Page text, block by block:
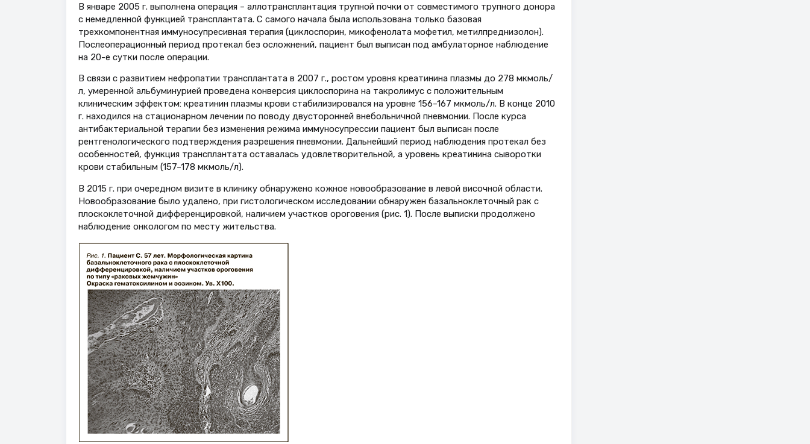
В январе 2005 г. выполнена операция – аллотрансплантация трупной почки от совместимого трупного донора
с немедленной функцией трансплантата. С самого начала была использована только базовая
трехкомпонентная иммуносупресивная терапия (циклоспорин, микофенолата мофетил, метилпреднизолон).
Послеоперационный период протекал без осложнений, пациент был выписан под амбулаторное наблюдение
на 20-е сутки после операции.
В связи с развитием нефропатии трансплантата в 2007 г., ростом уровня креатинина плазмы до 278 мкмоль/
л, умеренной альбуминурией проведена конверсия циклоспорина на такролимус с положительным
клиническим эффектом: креатинин плазмы крови стабилизировался на уровне 156–167 мкмоль/л. В конце 2010
г. находился на стационарном лечении по поводу двусторонней внебольничной пневмонии. После курса
антибактериальной терапии без изменения режима иммуносупрессии пациент был выписан после
рентгенологического подтверждения разрешения пневмонии. Дальнейший период наблюдения протекал без
особенностей, функция трансплантата оставалась удовлетворительной, а уровень креатинина сыворотки
крови стабильным (157–178 мкмоль/л).
В 2015 г. при очередном визите в клинику обнаружено кожное новообразование в левой височной области.
Новообразование было удалено, при гистологическом исследовании обнаружен базальноклеточный рак с
плоскоклеточной дифференцировкой, наличием участков ороговения (рис. 1). После выписки продолжено
наблюдение онкологом по месту жительства.